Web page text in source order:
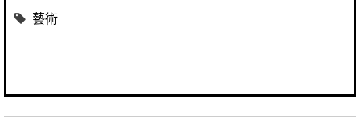
藝術